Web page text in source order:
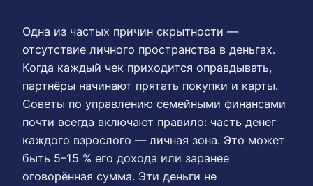
Одна из частых причин скрытности —
отсутствие личного пространства в деньгах.
Когда каждый чек приходится оправдывать,
партнёры начинают прятать покупки и карты.
Советы по управлению семейными финансами
почти всегда включают правило: часть денег
каждого взрослого — личная зона. Это может
быть 5–15 % его дохода или заранее
оговорённая сумма. Эти деньги не